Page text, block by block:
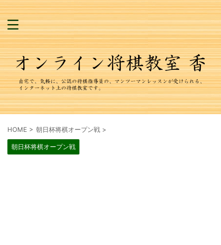
HOME > 朝日杯将棋オープン戦 >
朝日杯将棋オープン戦